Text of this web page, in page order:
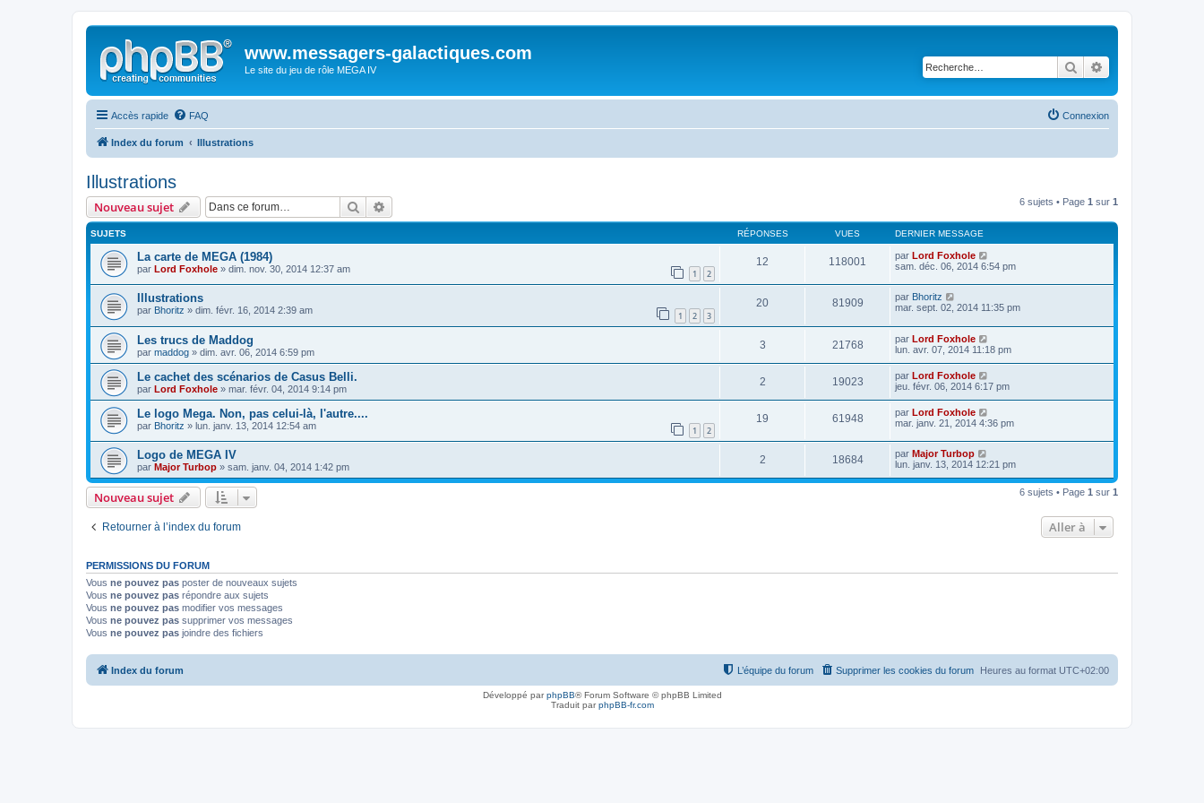
www.messagers-galactiques.com
Le site du jeu de rôle MEGA IV Rechercher
Accès rapide FAQ Connexion
Index du forum Illustrations
Illustrations
Nouveau sujet Rechercher 6 sujets • Page 1 sur 1
SUJETS RÉPONSES VUES DERNIER MESSAGE
La carte de MEGA (1984)
par Lord Foxhole » dim. nov. 30, 2014 12:37 am 1 2
12 118001 par Lord Foxhole
sam. déc. 06, 2014 6:54 pm
Illustrations
par Bhoritz » dim. févr. 16, 2014 2:39 am 1 2 3
20 81909 par Bhoritz
mar. sept. 02, 2014 11:35 pm
Les trucs de Maddog
par maddog » dim. avr. 06, 2014 6:59 pm
3 21768 par Lord Foxhole
lun. avr. 07, 2014 11:18 pm
Le cachet des scénarios de Casus Belli.
par Lord Foxhole » mar. févr. 04, 2014 9:14 pm
2 19023 par Lord Foxhole
jeu. févr. 06, 2014 6:17 pm
Le logo Mega. Non, pas celui-là, l'autre....
par Bhoritz » lun. janv. 13, 2014 12:54 am 1 2
19 61948 par Lord Foxhole
mar. janv. 21, 2014 4:36 pm
Logo de MEGA IV
par Major Turbop » sam. janv. 04, 2014 1:42 pm
2 18684 par Major Turbop
lun. janv. 13, 2014 12:21 pm
Nouveau sujet 6 sujets • Page 1 sur 1
Retourner à l’index du forum Aller à
PERMISSIONS DU FORUM
Vous ne pouvez pas poster de nouveaux sujets
Vous ne pouvez pas répondre aux sujets
Vous ne pouvez pas modifier vos messages
Vous ne pouvez pas supprimer vos messages
Vous ne pouvez pas joindre des fichiers
Index du forum Heures au format UTC+02:00
Supprimer les cookies du forum
L’équipe du forum
Développé parphpBB® Forum Software © phpBB Limited
Traduit parphpBB-fr.com